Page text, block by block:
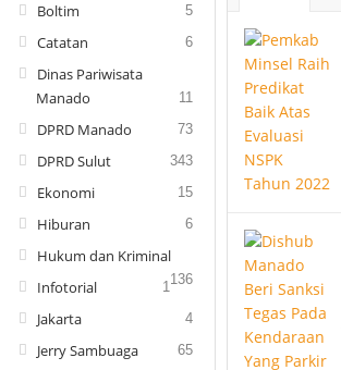
Boltim 5
Catatan 6
Dinas Pariwisata
Manado
11
DPRD Manado 73
DPRD Sulut 343
Ekonomi 15
Hiburan 6
Hukum dan Kriminal
136
Infotorial 1
Jakarta 4
Jerry Sambuaga 65